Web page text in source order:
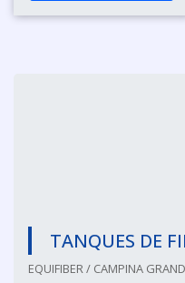
TANQUES DE
EQUIFIBER / CAMPINA